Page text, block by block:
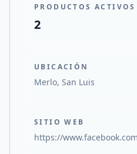
PRODUCTOS ACTIVOS
2
UBICACIÓN
Merlo, San Luis
SITIO WEB
https://